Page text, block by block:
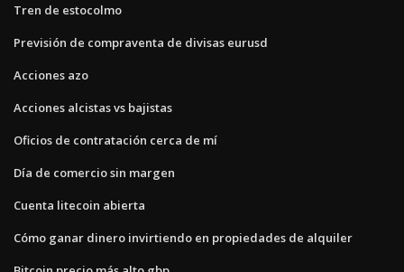
Tren de estocolmo
Previsión de compraventa de divisas eurusd
Acciones azo
Acciones alcistas vs bajistas
Oficios de contratación cerca de mí
Día de comercio sin margen
Cuenta litecoin abierta
Cómo ganar dinero invirtiendo en propiedades de alquiler